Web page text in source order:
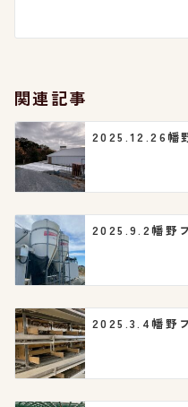
シ
ョ
ン
関連記事
2025.12.26幡
2025.9.2幡野
2025.3.4幡野